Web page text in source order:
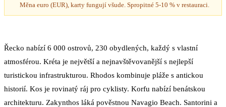
Měna euro (EUR), karty fungují všude. Spropitné 5-10 % v restauraci.
Řecko nabízí 6 000 ostrovů, 230 obydlených, každý s vlastní
atmosférou. Kréta je největší a nejnavštěvovanější s nejlepší
turistickou infrastrukturou. Rhodos kombinuje pláže s antickou
historií. Kos je rovinatý ráj pro cyklisty. Korfu nabízí benátskou
architekturu. Zakynthos láká pověstnou Navagio Beach. Santorini a